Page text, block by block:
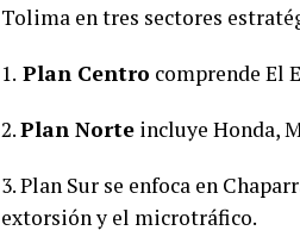
Tolima en tres sectores
1. Plan Centro comprende El
2.Plan Norte incluye Honda,
3. Plan Sur se enfoca en
extorsión y el microtráfico.